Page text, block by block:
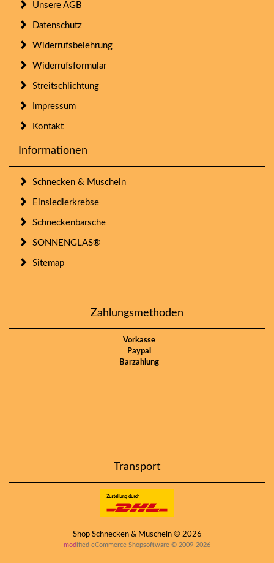
Unsere AGB
Datenschutz
Widerrufsbelehrung
Widerrufsformular
Streitschlichtung
Impressum
Kontakt
Informationen
Schnecken & Muscheln
Einsiedlerkrebse
Schneckenbarsche
SONNENGLAS®
Sitemap
Zahlungsmethoden
Vorkasse
Paypal
Barzahlung
Transport
Shop Schnecken & Muscheln © 2026
modified eCommerce Shopsoftware © 2009-2026